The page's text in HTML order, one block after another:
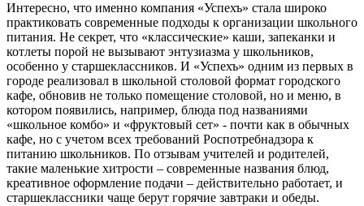
Интересно, что именно компания «Успехъ» стала широко
практиковать современные подходы к организации школьного
питания. Не секрет, что «классические» каши, запеканки и
котлеты порой не вызывают энтузиазма у школьников,
особенно у старшеклассников. И «Успехъ» одним из первых в
городе реализовал в школьной столовой формат городского
кафе, обновив не только помещение столовой, но и меню, в
котором появились, например, блюда под названиями
«школьное комбо» и «фруктовый сет» - почти как в обычных
кафе, но с учетом всех требований Роспотребнадзора к
питанию школьников. По отзывам учителей и родителей,
такие маленькие хитрости – современные названия блюд,
креативное оформление подачи – действительно работает, и
старшеклассники чаще берут горячие завтраки и обеды.